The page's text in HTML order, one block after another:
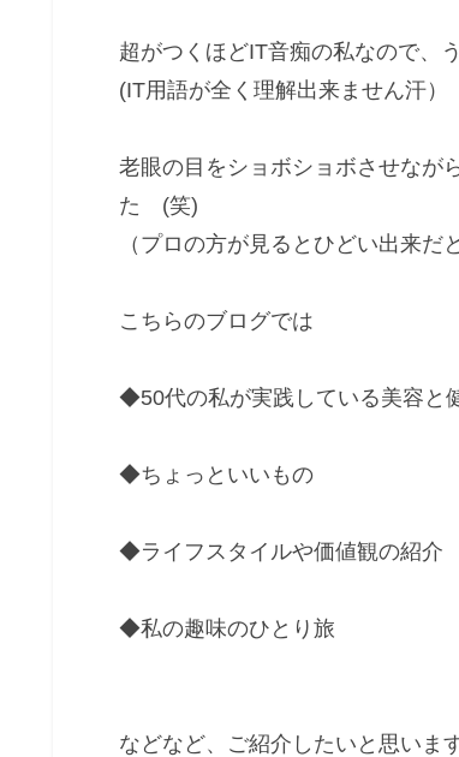
超がつくほどIT音痴の私なので、
(IT用語が全く理解出来ません汗）
老眼の目をショボショボさせなが
た (笑)
（プロの方が見るとひどい出来だ
こちらのブログでは
◆50代の私が実践している美容と
◆ちょっといいもの
◆ライフスタイルや価値観の紹介
◆私の趣味のひとり旅
などなど、ご紹介したいと思いま